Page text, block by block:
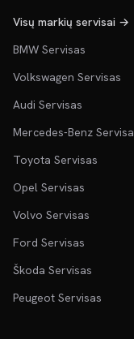
Visų markių servisai →
BMW Servisas
Volkswagen Servisas
Audi Servisas
Mercedes-Benz
Toyota Servisas
Opel Servisas
Volvo Servisas
Ford Servisas
Škoda Servisas
Peugeot Servisas